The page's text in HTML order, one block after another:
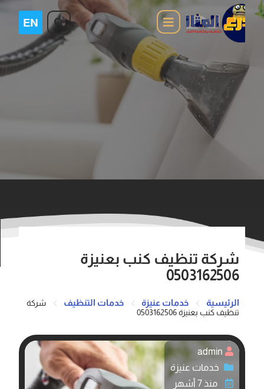
شركة تنظيف كنب بعنيزة
0503162506
الرئيسية خدمات عنيزة خدمات التنظيف
شركة
تنظيف كنب بعنيزة 0503162506
admin
خدمات عنيزة
منذ 7 أشهر